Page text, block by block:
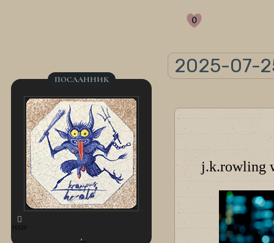
0
2025-07-
ПОСЛАННИК
16120
j.k.rowling